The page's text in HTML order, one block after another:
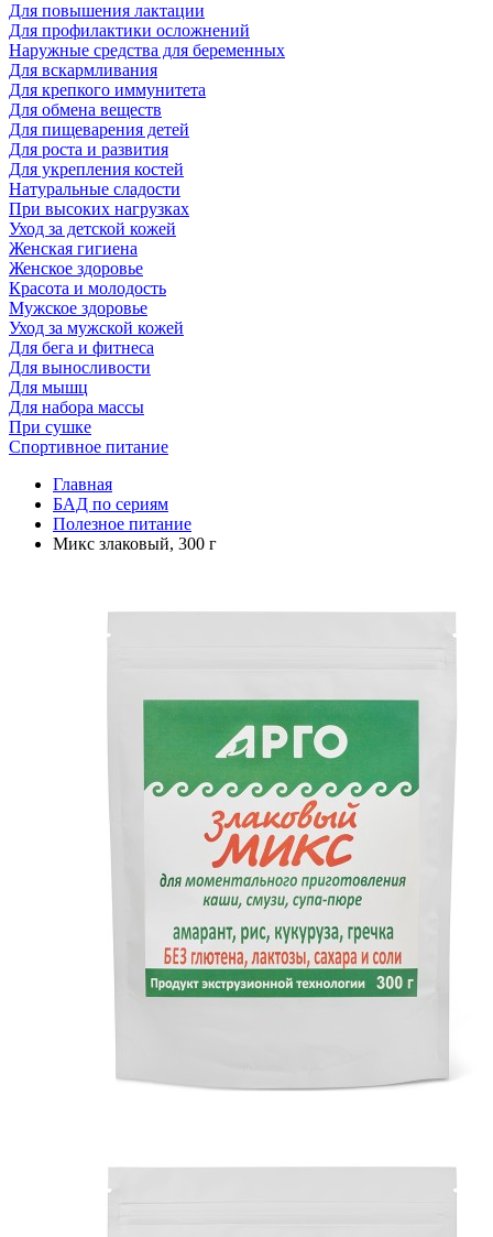
Для повышения лактации
Для профилактики осложнений
Наружные средства для беременных
Для вскармливания
Для крепкого иммунитета
Для обмена веществ
Для пищеварения детей
Для роста и развития
Для укрепления костей
Натуральные сладости
При высоких нагрузках
Уход за детской кожей
Женская гигиена
Женское здоровье
Красота и молодость
Мужское здоровье
Уход за мужской кожей
Для бега и фитнеса
Для выносливости
Для мышц
Для набора массы
При сушке
Спортивное питание
Главная
БАД по сериям
Полезное питание
Микс злаковый, 300 г